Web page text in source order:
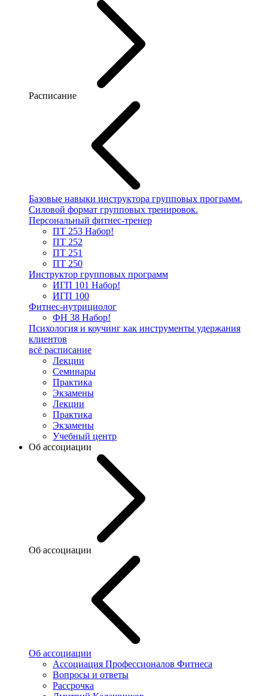
Расписание
Базовые навыки инструктора групповых программ.
Силовой формат групповых тренировок.
Персональный фитнес-тренер
ПТ 253 Набор!
ПТ 252
ПТ 251
ПТ 250
Инструктор групповых программ
ИГП 101 Набор!
ИГП 100
Фитнес-нутрициолог
ФН 38 Набор!
Психология и коучинг как инструменты удержания
клиентов
всё расписание
Лекции
Семинары
Практика
Экзамены
Лекции
Практика
Экзамены
Учебный центр
Об ассоциации
Об ассоциации
Об ассоциации
Ассоциация Профессионалов Фитнеса
Вопросы и ответы
Рассрочка